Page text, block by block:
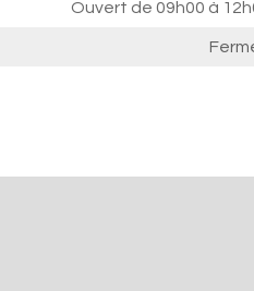
Ouvert de 09h00 à